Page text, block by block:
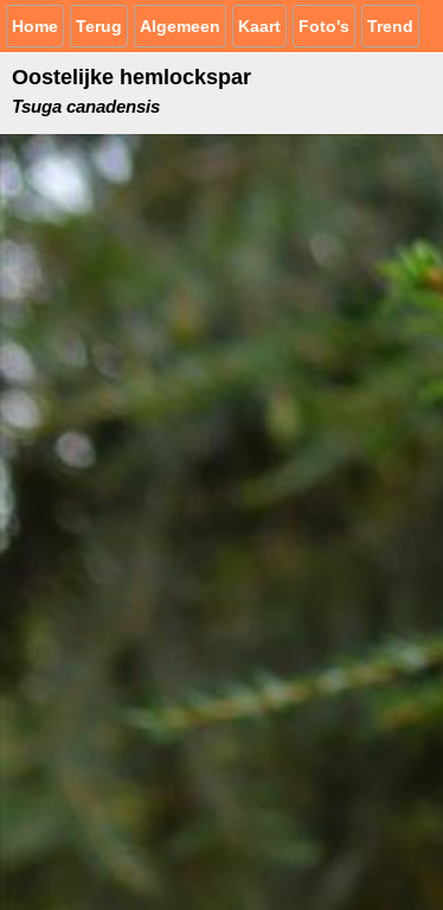
Home Terug Algemeen Kaart Foto's Trend
Oostelijke hemlockspar
Tsuga canadensis